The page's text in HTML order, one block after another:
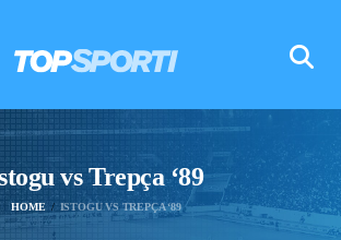
vs Trepça ‘89
HOME ISTOGU VS TREPÇA ‘89